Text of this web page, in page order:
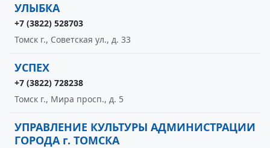
УЛЫБКА
+7 (3822) 528703
Томск г., Советская ул., д. 33
УСПЕХ
+7 (3822) 728238
Томск г., Мира просп., д. 5
УПРАВЛЕНИЕ КУЛЬТУРЫ АДМИНИСТРАЦИИ
ГОРОДА г. ТОМСКА